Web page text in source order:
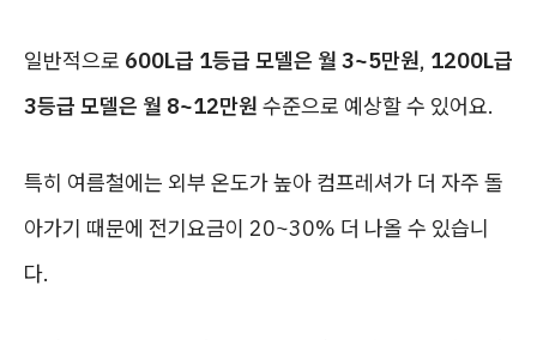
일반적으로 600L급 1등급 모델은 월 3~5만원, 1200L급
3등급 모델은 월 8~12만원 수준으로 예상할 수 있어요.
특히 여름철에는 외부 온도가 높아 컴프레셔가 더 자주 돌
아가기 때문에 전기요금이 20~30% 더 나올 수 있습니
다.